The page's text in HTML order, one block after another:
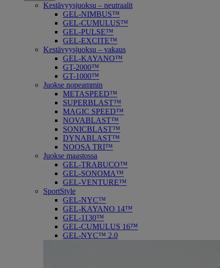
Kestävyysjuoksu – neutraalit
GEL-NIMBUS™
GEL-CUMULUS™
GEL-PULSE™
GEL-EXCITE™
Kestävyysjuoksu – vakaus
GEL-KAYANO™
GT-2000™
GT-1000™
Juokse nopeammin
METASPEED™
SUPERBLAST™
MAGIC SPEED™
NOVABLAST™
SONICBLAST™
DYNABLAST™
NOOSA TRI™
Juokse maastossa
GEL-TRABUCO™
GEL-SONOMA™
GEL-VENTURE™
SportStyle
GEL-NYC™
GEL-KAYANO 14™
GEL-1130™
GEL-CUMULUS 16™
GEL-NYC™ 2.0